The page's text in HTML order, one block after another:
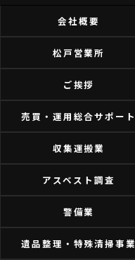
会社概要
松戸営業所
ご挨拶
売買・運用総合サポート
収集運搬業
アスベスト調査
警備業
遺品整理・特殊清掃事業